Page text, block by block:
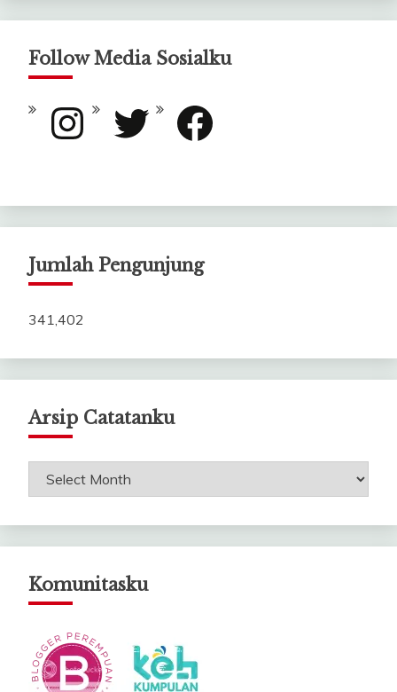
Follow Media Sosialku
Instagram Twitter Facebook
Jumlah Pengunjung
341,402
Arsip Catatanku
Arsip
Komunitasku